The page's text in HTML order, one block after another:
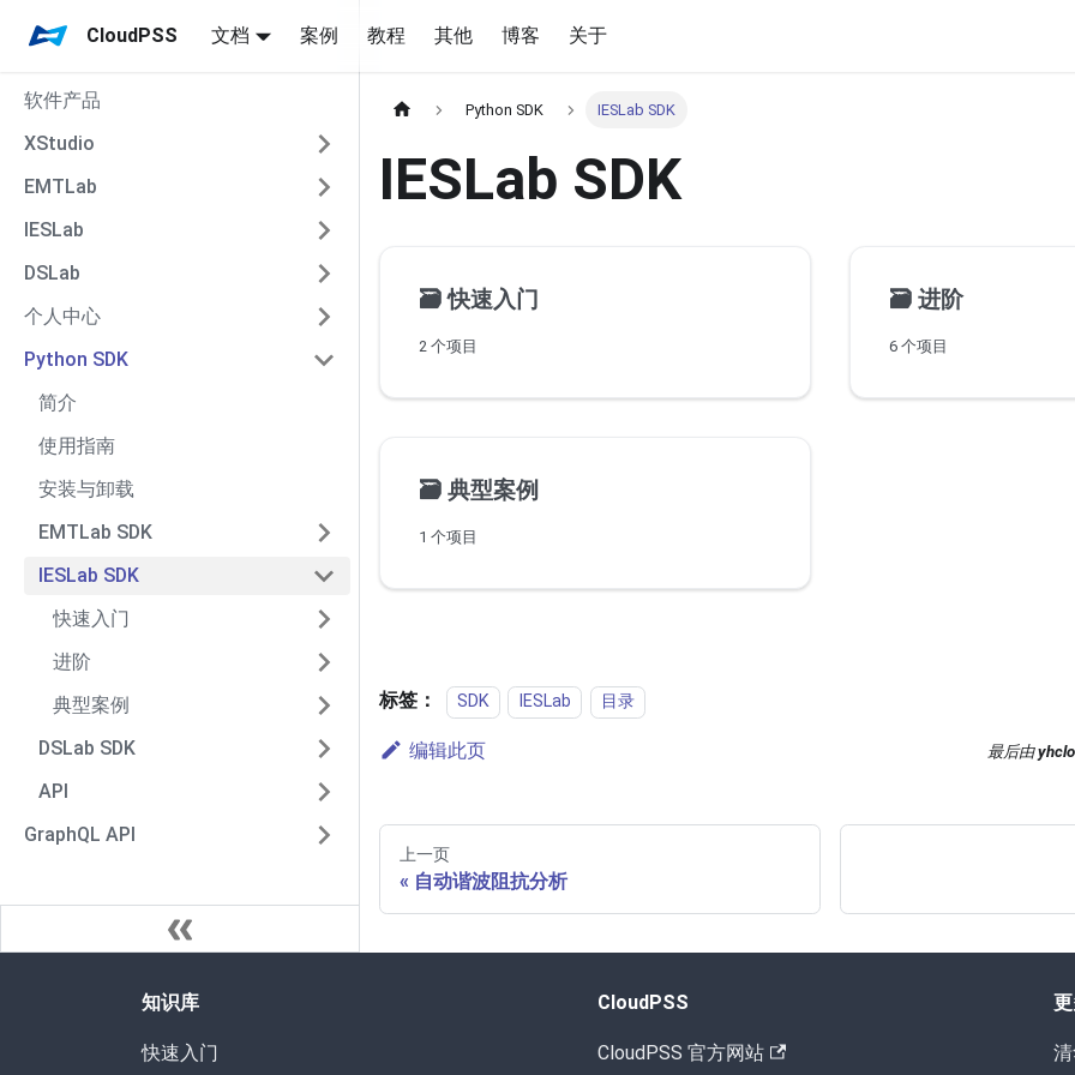
CloudPSS 文档 案例 教程 其他 博客 关于
软件产品
XStudio
EMTLab
IESLab
DSLab
个人中心
Python SDK
简介
使用指南
安装与卸载
EMTLab SDK
IESLab SDK
快速入门
进阶
典型案例
DSLab SDK
API
GraphQL API
Python SDK IESLab SDK
IESLab SDK
🗃️ 快速入门
2 个项目
🗃️ 进阶
6 个项目
🗃️ 典型案例
1 个项目
标签： SDK IESLab 目录
编辑此页 最后由
上一页
自动谐波阻抗分析
知识库
快速入门
CloudPSS
CloudPSS 官方网站